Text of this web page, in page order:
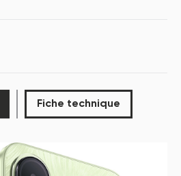
Fiche technique